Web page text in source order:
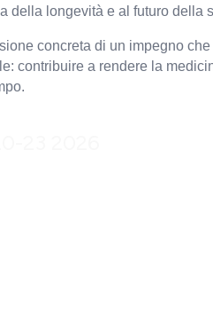
della longevità e al futuro della
concreta di un impegno
contribuire a rendere la